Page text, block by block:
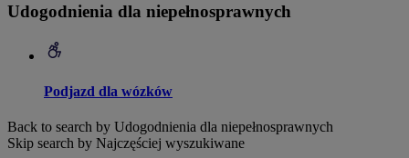
Udogodnienia dla niepełnosprawnych
Podjazd dla wózków
Back to search by Udogodnienia dla niepełnosprawnych
Skip search by Najczęściej wyszukiwane